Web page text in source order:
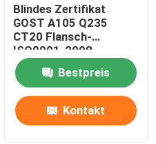
Blindes Zertifikat
GOST A105 Q235
CT20 Flansch-
ISO9001-2008
Bestpreis
Kontakt